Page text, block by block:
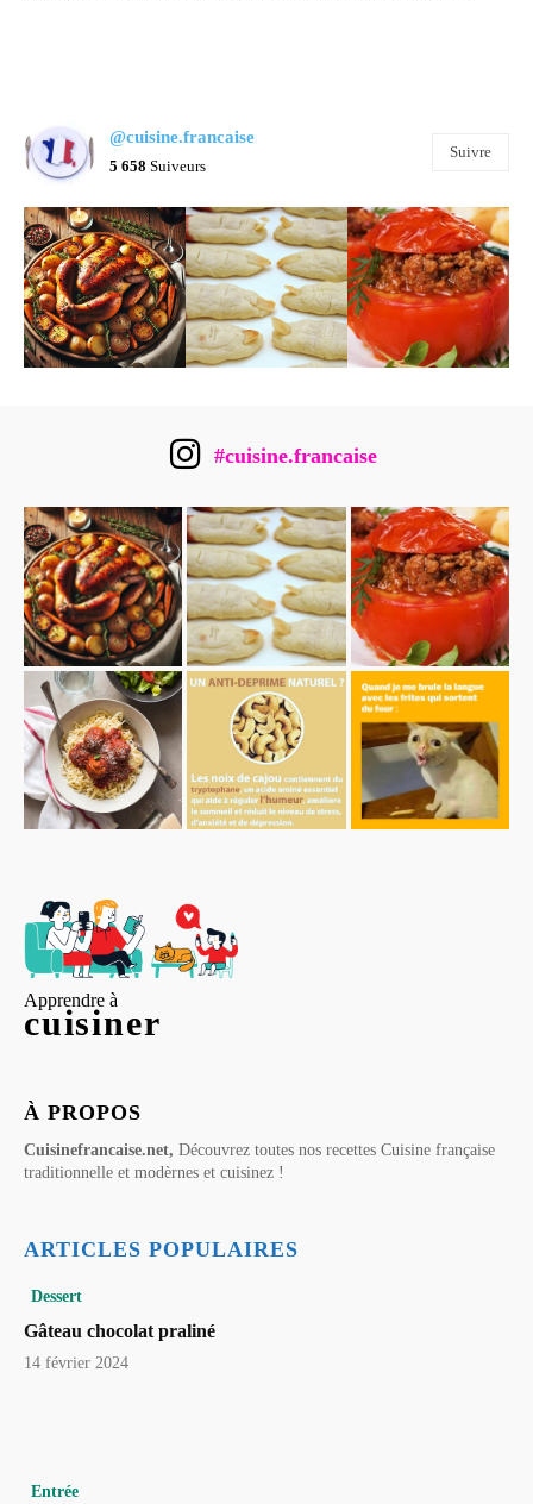
@cuisine.francaise
5 658 Suiveurs
Suivre
#cuisine.francaise
Apprendre à
cuisiner
À PROPOS
Cuisinefrancaise.net, Découvrez toutes nos recettes Cuisine française
traditionnelle et modèrnes et cuisinez !
ARTICLES POPULAIRES
Dessert
Gâteau chocolat praliné
14 février 2024
Entrée